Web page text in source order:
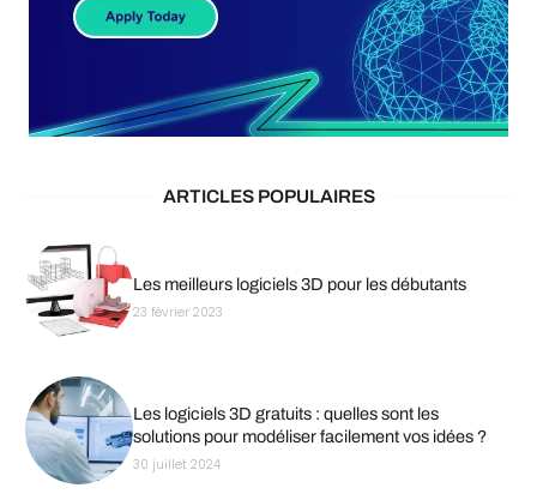
ARTICLES POPULAIRES
Les meilleurs logiciels 3D pour les débutants
23 février 2023
Les logiciels 3D gratuits : quelles sont les
solutions pour modéliser facilement vos idées ?
30 juillet 2024